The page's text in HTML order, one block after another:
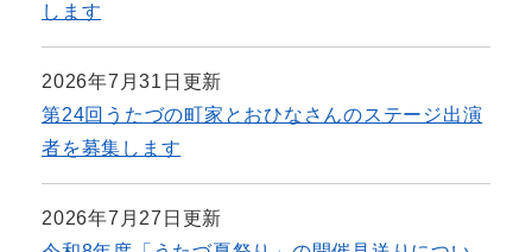
します
2026年7月31日更新
第24回うたづの町家とおひなさんのステージ出演
者を募集します
2026年7月27日更新